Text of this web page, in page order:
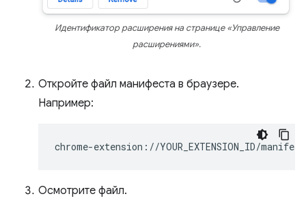
Идентификатор расширения на странице «Управление
расширениями».
Откройте файл манифеста в браузере.
Например:
Осмотрите файл.